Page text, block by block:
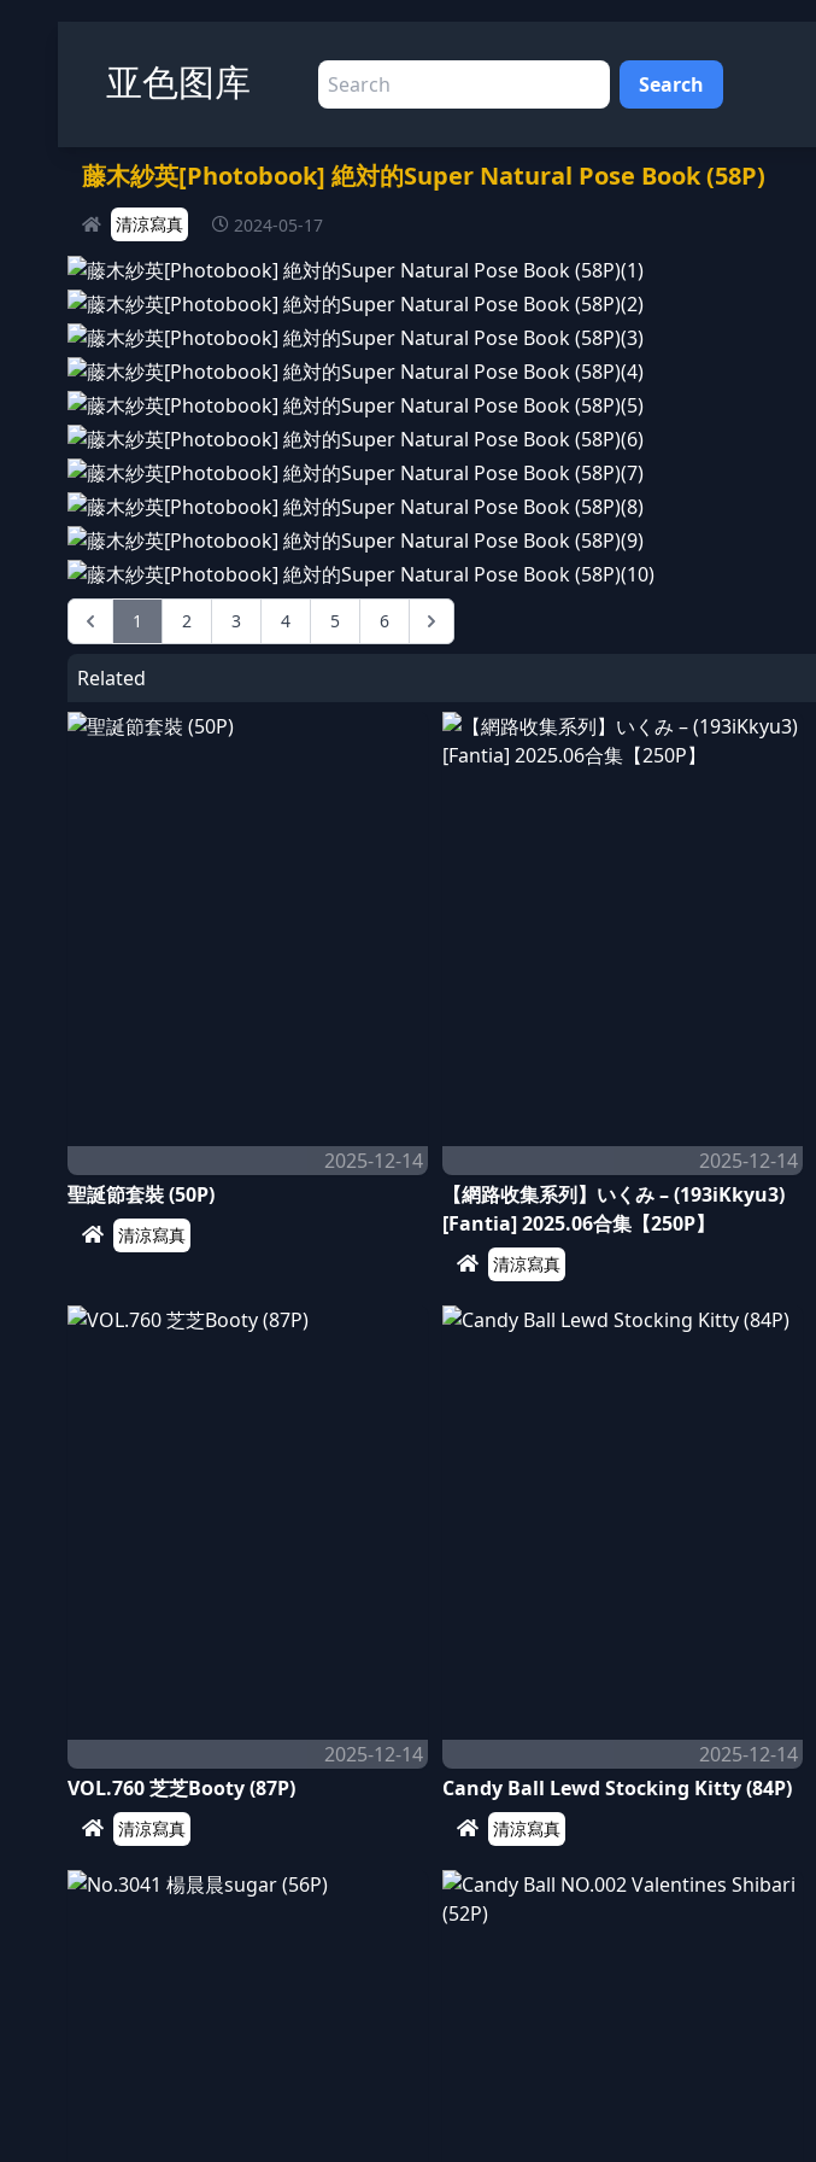
亚色图库 Search
藤木紗英[Photobook] 絶対的Super Natural Pose Book (58P)
清涼寫真 2024-05-17
1 2 3 4 5 6
Related
2025-12-14
聖誕節套裝 (50P)
清涼寫真
2025-12-14
【網路收集系列】いくみ – (193iKkyu3)
[Fantia] 2025.06合集【250P】
清涼寫真
2025-12-14
VOL.760 芝芝Booty (87P)
清涼寫真
2025-12-14
Candy Ball Lewd Stocking Kitty (84P)
清涼寫真